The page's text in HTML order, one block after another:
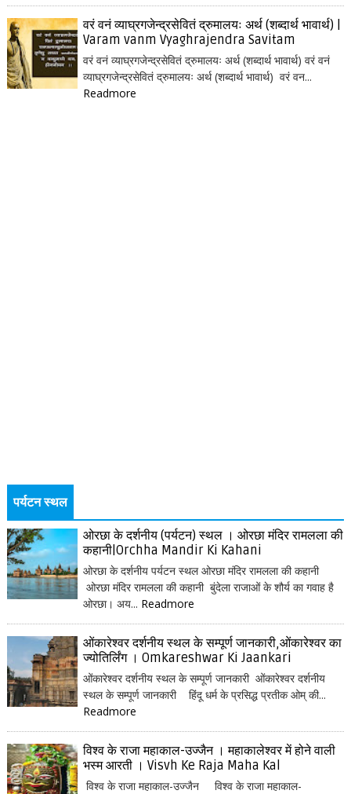
वरं वनं व्याघ्रगजेन्द्रसेवितं द्रुमालयः अर्थ (शब्दार्थ भावार्थ) |
Varam vanm Vyaghrajendra Savitam
वरं वनं व्याघ्रगजेन्द्रसेवितं द्रुमालयः अर्थ (शब्दार्थ भावार्थ) वरं वनं
व्याघ्रगजेन्द्रसेवितं द्रुमालयः अर्थ (शब्दार्थ भावार्थ) वरं वन...
Readmore
पर्यटन स्थल
ओरछा के दर्शनीय (पर्यटन) स्थल । ओरछा मंदिर रामलला की
कहानी|Orchha Mandir Ki Kahani
ओरछा के दर्शनीय पर्यटन स्थल ओरछा मंदिर रामलला की कहानी
ओरछा मंदिर रामलला की कहानी बुंदेला राजाओं के शौर्य का गवाह है
ओरछा। अय... Readmore
ओंकारेश्वर दर्शनीय स्थल के सम्पूर्ण जानकारी,ओंकारेश्वर का
ज्योतिर्लिंग । Omkareshwar Ki Jaankari
ओंकारेश्वर दर्शनीय स्थल के सम्पूर्ण जानकारी ओंकारेश्वर दर्शनीय
स्थल के सम्पूर्ण जानकारी हिंदू धर्म के प्रसिद्ध प्रतीक ओम् की...
Readmore
विश्व के राजा महाकाल-उज्जैन । महाकालेश्वर में होने वाली
भस्म आरती । Visvh Ke Raja Maha Kal
विश्व के राजा महाकाल-उज्जैन विश्व के राजा महाकाल-